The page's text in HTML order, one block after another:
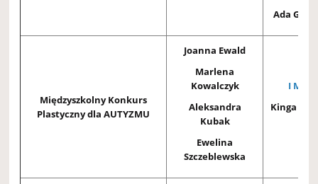
Ada
Międzyszkolny Konkurs
Plastyczny dla AUTYZMU
Joanna Ewald
Marlena
Kowalczyk
Aleksandra
Kubak
Ewelina
Szczeblewska
I
Kinga